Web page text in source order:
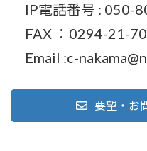
IP電話番号 : 050-
FAX ：0294-21-
Email :c-
要望・お